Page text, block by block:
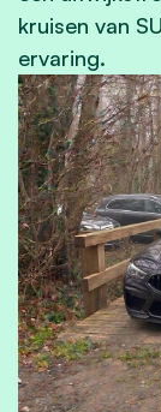
kruisen van
ervaring.